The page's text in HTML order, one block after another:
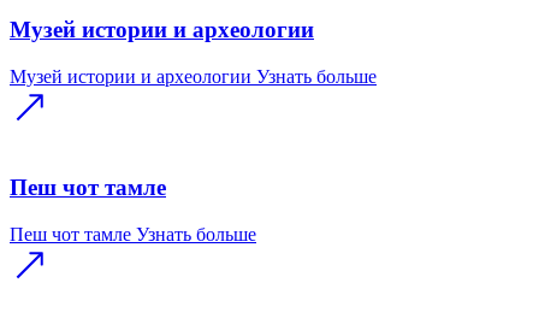
Музей истории и археологии
Музей истории и археологии Узнать больше
Пеш чот тамле
Пеш чот тамле Узнать больше